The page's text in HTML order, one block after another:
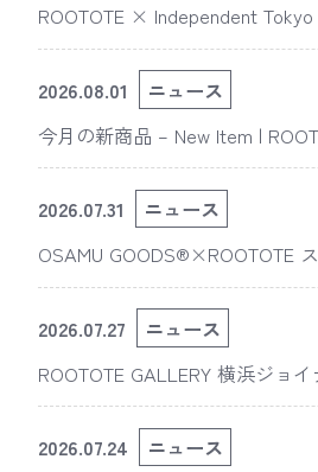
ROOTOTE × Independent Tokyo
2026.08.01
ニュース
今月の新商品 – New Item |
2026.07.31
ニュース
OSAMU GOODS®×ROOTOTE
版“スライスドアイ”の新デザイ
rsary OSAMU GOODS展」に登場
2026.07.27
ニュース
ROOTOTE GALLERY 横浜ジョ
せ
2026.07.24
ニュース